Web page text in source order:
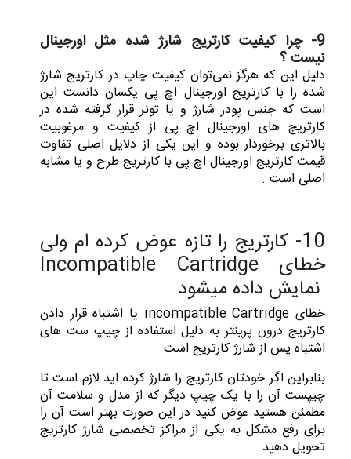
9- چرا کیفیت کارتریج شارژ شده مثل اورجینال
نیست ؟
دلیل این که هرگز نمی‌توان کیفیت چاپ در کارتریج شارژ
شده را با کارتریج اورجینال اچ پی یکسان دانست این
است که جنس پودر شارژ و یا تونر قرار گرفته شده در
کارتریج های اورجینال اچ پی از کیفیت و مرغوبیت
بالاتری برخوردار بوده و این یکی از دلایل اصلی تفاوت
قیمت کارتریج اورجینال اچ پی با کارتریج طرح و یا مشابه
اصلی است .
10- کارتریج را تازه عوض کرده ام ولی
خطای Incompatible Cartridge
نمایش داده میشود
خطای incompatible Cartridge یا اشتباه قرار دادن
کارتریج درون پرینتر به دلیل استفاده از چیپ ست های
اشتباه پس از شارژ کارتریج است
بنابراین اگر خودتان کارتریج را شارژ کرده اید لازم است تا
چیپست آن را با یک چیپ دیگر که از مدل و سلامت آن
مطمئن هستید عوض کنید در این صورت بهتر است آن را
برای رفع مشکل به یکی از مراکز تخصصی شارژ کارتریج
تحویل دهید